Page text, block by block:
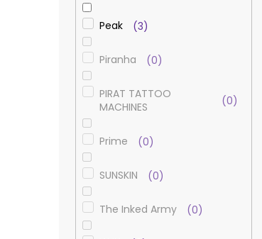
Peak 3
Piranha 0
PIRAT TATTOO
MACHINES
0
Prime 0
SUNSKIN 0
The Inked Army 0